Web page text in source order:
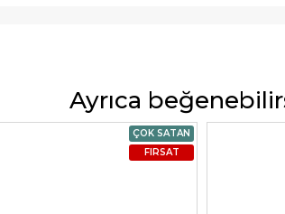
Ayrıca
ÇOK SATAN
FIRSAT